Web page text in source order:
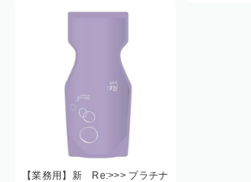
【業務用】新 Re:>>> プラチナ